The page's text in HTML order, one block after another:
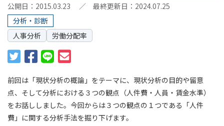
公開日：2015.03.23
／ 最終更新日：2024.07.25
分析・診断
人事分析
労働分配率
前回は「現状分析の概論」をテーマに、現状分析の目的や留意
点、そして分析における３つの観点（人件費・人員・賃金水準）
をお話ししました。今回からは３つの観点の１つである「人件
費」に関する分析手法を掘り下げます。